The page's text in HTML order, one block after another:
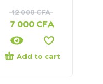
12 000CFA
7 000 CFA
Add to cart